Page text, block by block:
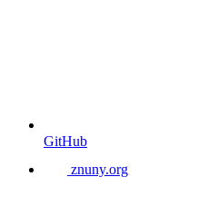
GitHub
znuny.org